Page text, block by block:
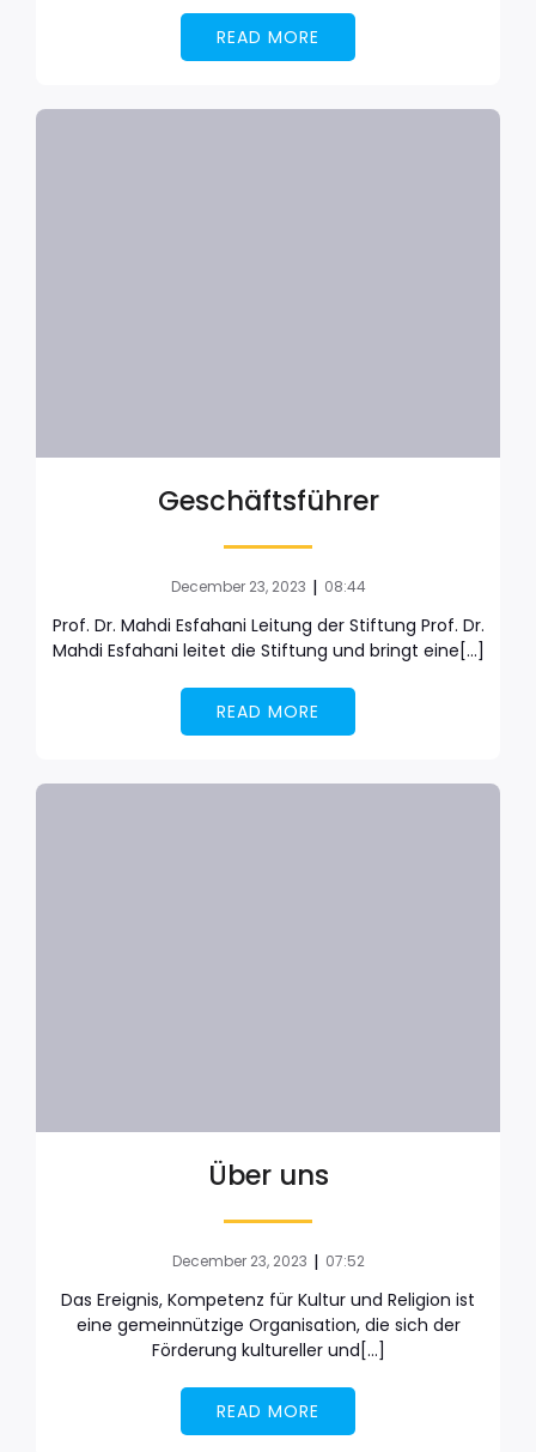
READ MORE
Geschäftsführer
December 23, 2023 | 08:44
Prof. Dr. Mahdi Esfahani Leitung der Stiftung Prof. Dr.
Mahdi Esfahani leitet die Stiftung und bringt eine[…]
READ MORE
Über uns
December 23, 2023 | 07:52
Das Ereignis, Kompetenz für Kultur und Religion ist
eine gemeinnützige Organisation, die sich der
Förderung kultureller und[…]
READ MORE